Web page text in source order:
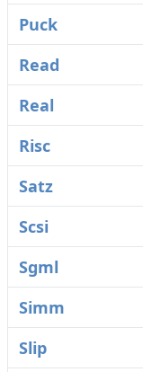
Puck
Read
Real
Risc
Satz
Scsi
Sgml
Simm
Slip